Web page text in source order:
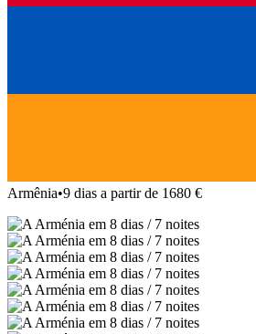
Armênia•9 dias a partir de 1680 €